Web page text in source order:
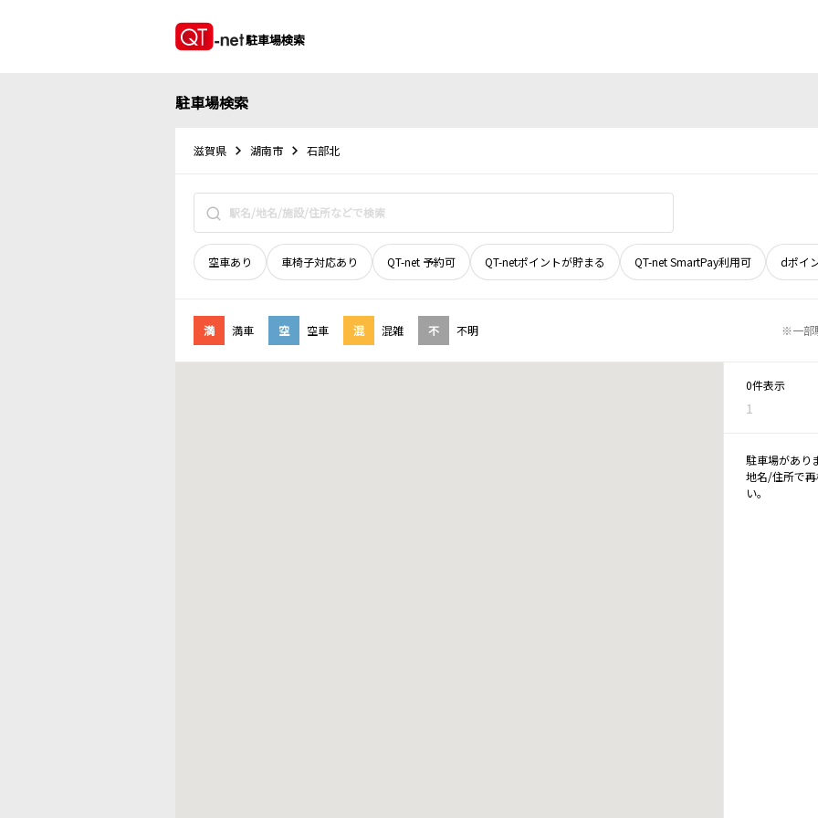
駐車場検索
駐車場検索
滋賀県 湖南市 石部北
空車あり 車椅子対応あり QT-net 予約可 QT-netポイントが貯まる QT-net SmartPay利用可 dポイ
満 満車 空 空車 混 混雑 不 不明 ※一部
0件表示
1
駐車場があり
地名/住所で
い。